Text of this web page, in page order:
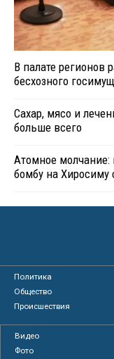
В палате регионов
бесхозного
Сахар, мясо и
больше всего
Атомное молчание:
бомбу на
Политика
Общество
Происшествия
Видео
Фото